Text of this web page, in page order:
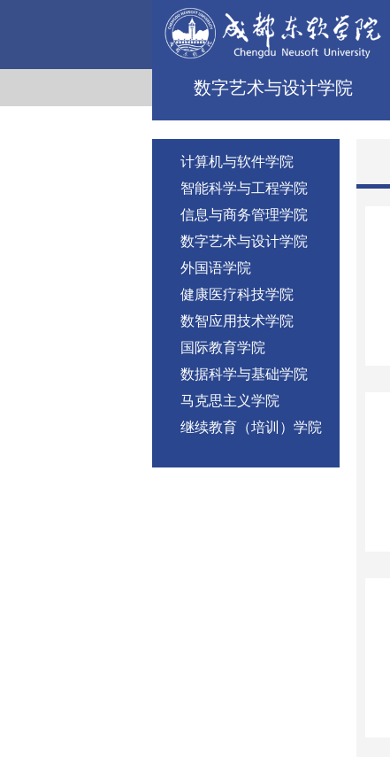
数字艺术与设计学院
计算机与软件学院
智能科学与工程学院
信息与商务管理学院
数字艺术与设计学院
外国语学院
健康医疗科技学院
数智应用技术学院
国际教育学院
数据科学与基础学院
马克思主义学院
继续教育（培训）学院